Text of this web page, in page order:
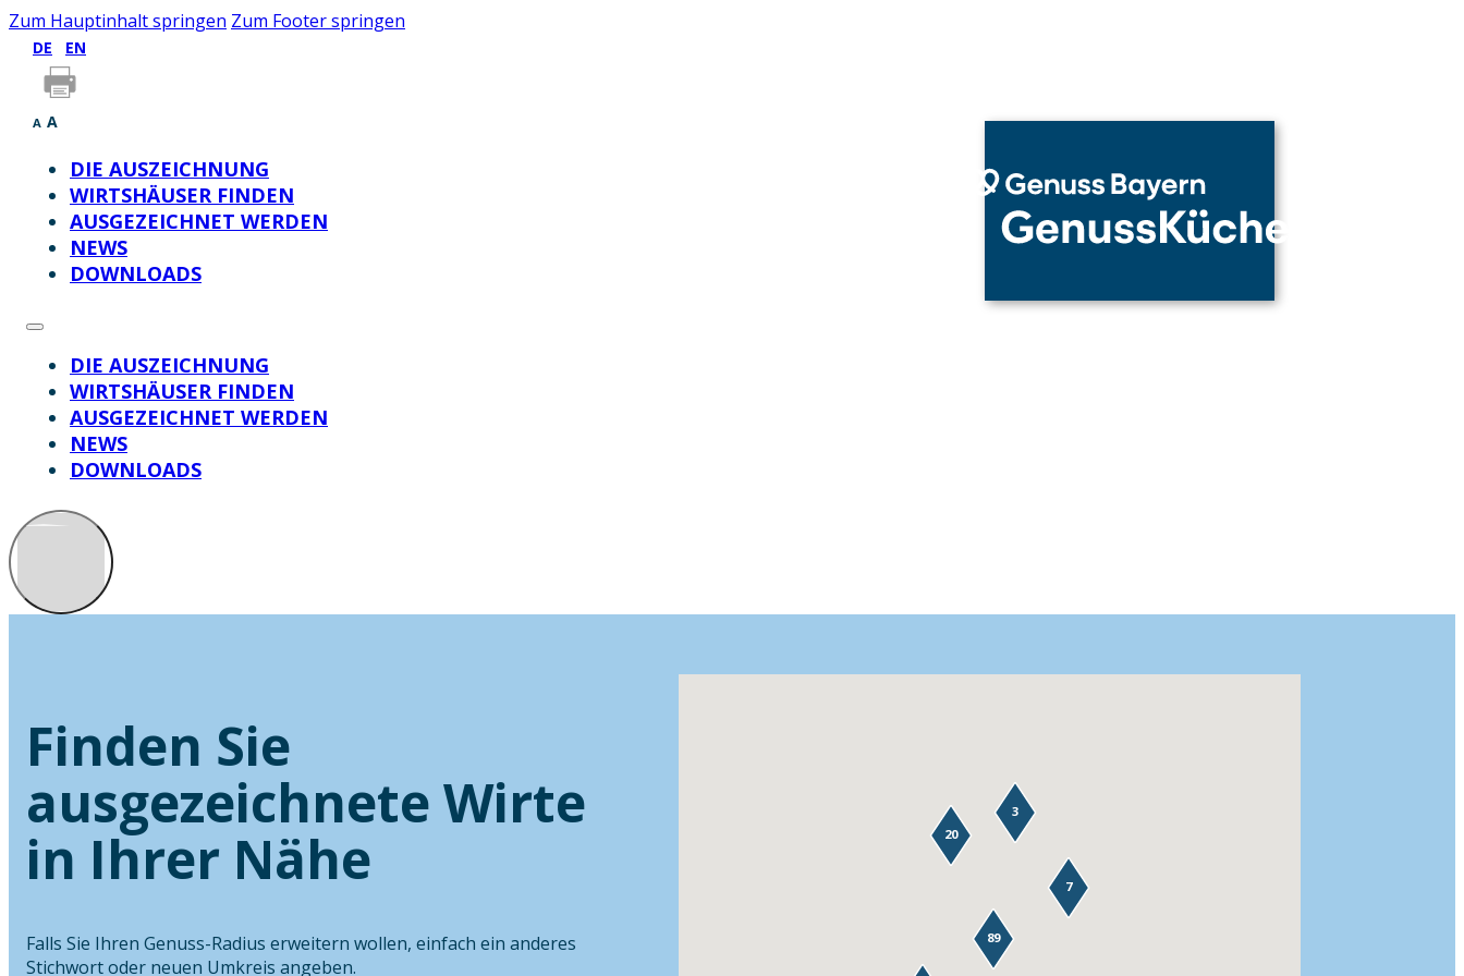
Zum Hauptinhalt springen Zum Footer springen
DE EN
A A
DIE AUSZEICHNUNG
WIRTSHÄUSER FINDEN
AUSGEZEICHNET WERDEN
NEWS
DOWNLOADS
DIE AUSZEICHNUNG
WIRTSHÄUSER FINDEN
AUSGEZEICHNET WERDEN
NEWS
DOWNLOADS
Finden Sie
ausgezeichnete Wirte
in Ihrer Nähe
Falls Sie Ihren Genuss-Radius erweitern wollen, einfach ein anderes
Stichwort oder neuen Umkreis angeben.
89
7
20
3